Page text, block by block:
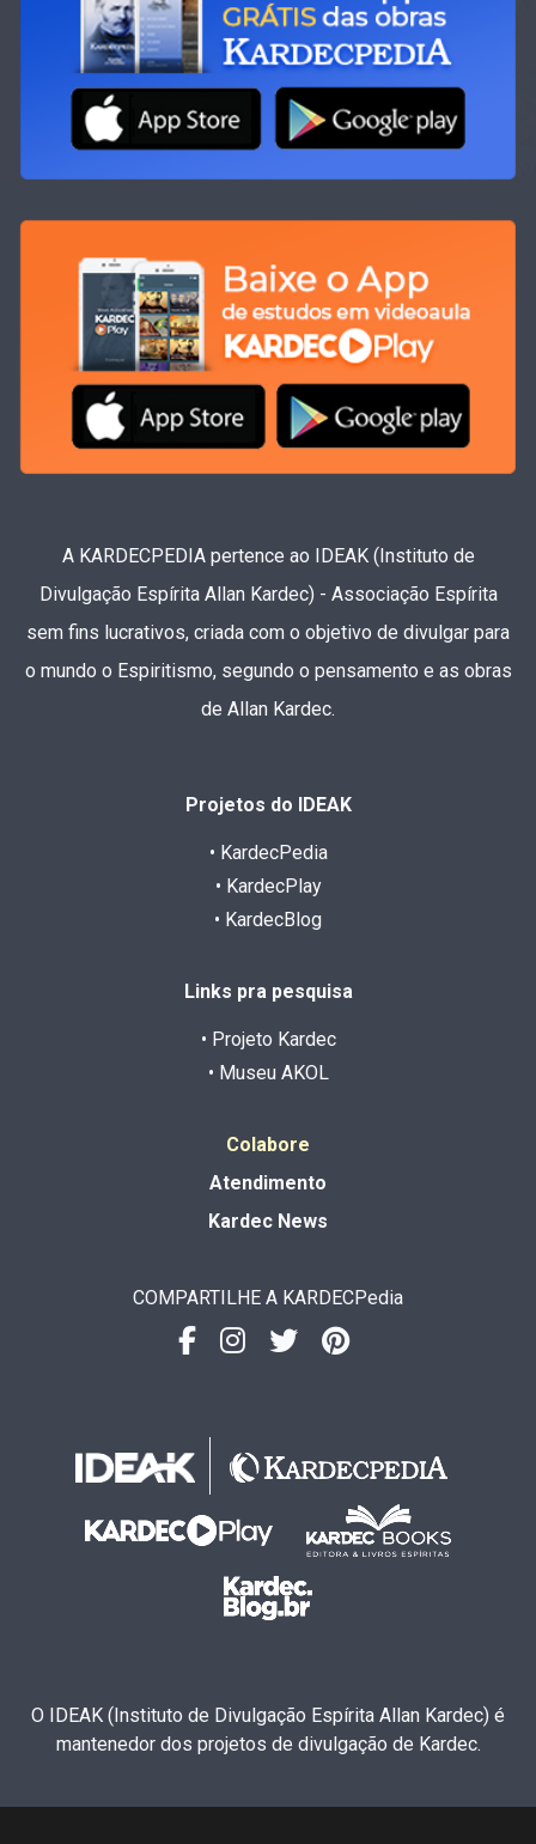
A KARDECPEDIA pertence ao IDEAK (Instituto de
Divulgação Espírita Allan Kardec) - Associação Espírita
sem fins lucrativos, criada com o objetivo de divulgar para
o mundo o Espiritismo, segundo o pensamento e as obras
de Allan Kardec.
Projetos do IDEAK
• KardecPedia
• KardecPlay
• KardecBlog
Links pra pesquisa
• Projeto Kardec
• Museu AKOL
Colabore
Atendimento
Kardec News
COMPARTILHE A KARDECPedia
O IDEAK (Instituto de Divulgação Espírita Allan Kardec) é
mantenedor dos projetos de divulgação de Kardec.